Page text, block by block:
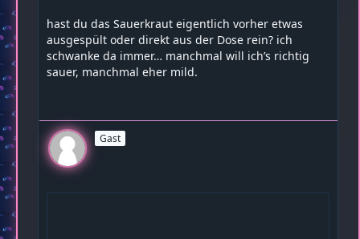
hast du das Sauerkraut eigentlich vorher etwas
ausgespült oder direkt aus der Dose rein? ich
schwanke da immer… manchmal will ich’s richtig
sauer, manchmal eher mild.
Gast